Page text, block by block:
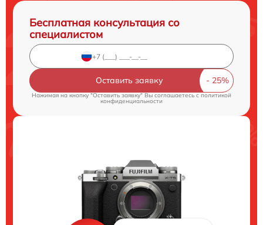
Бесплатная консультация со
специалистом
Оставить заявку
Нажимая на кнопку "Оставить заявку" Вы соглашаетесь c политикой
конфиденциальности